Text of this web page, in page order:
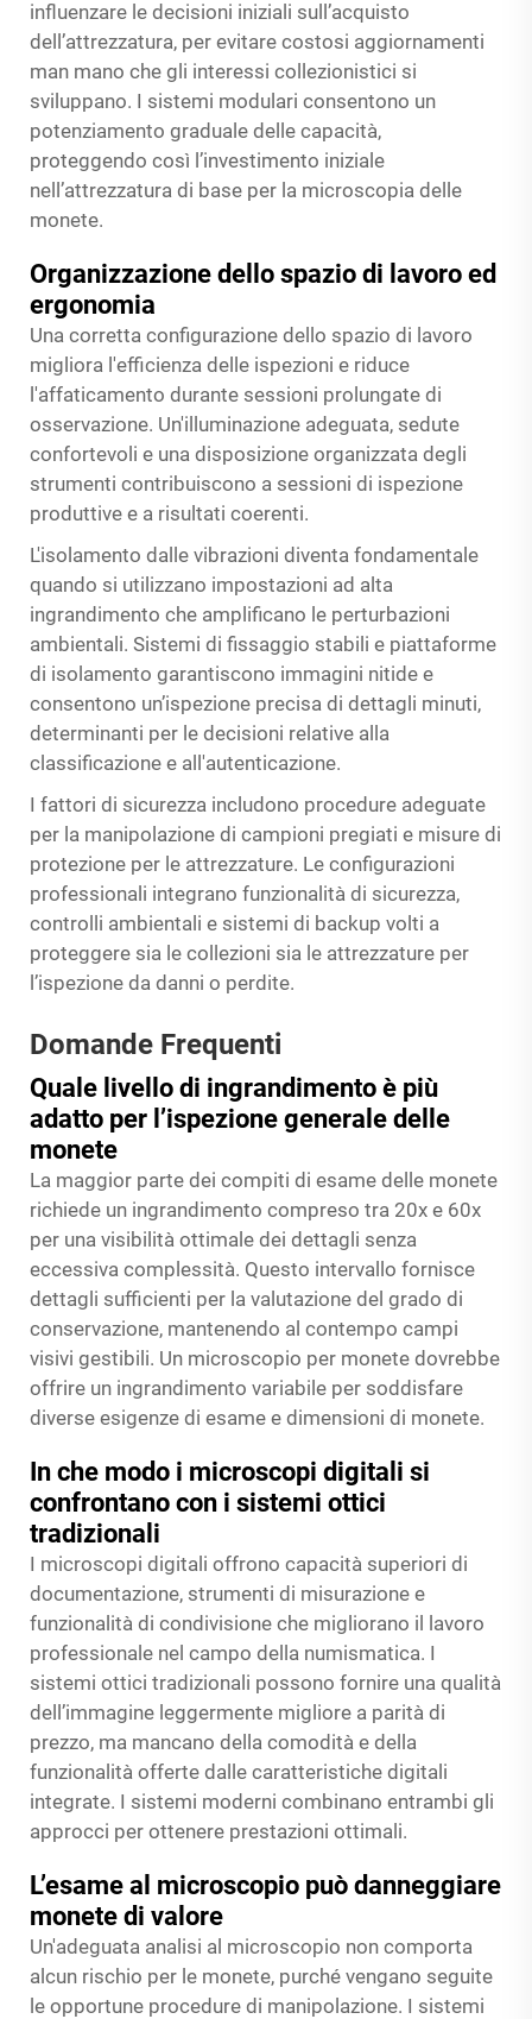
influenzare le decisioni iniziali sull’acquisto
dell’attrezzatura, per evitare costosi aggiornamenti
man mano che gli interessi collezionistici si
sviluppano. I sistemi modulari consentono un
potenziamento graduale delle capacità,
proteggendo così l’investimento iniziale
nell’attrezzatura di base per la microscopia delle
monete.
Organizzazione dello spazio di lavoro ed
ergonomia
Una corretta configurazione dello spazio di lavoro
migliora l'efficienza delle ispezioni e riduce
l'affaticamento durante sessioni prolungate di
osservazione. Un'illuminazione adeguata, sedute
confortevoli e una disposizione organizzata degli
strumenti contribuiscono a sessioni di ispezione
produttive e a risultati coerenti.
L'isolamento dalle vibrazioni diventa fondamentale
quando si utilizzano impostazioni ad alta
ingrandimento che amplificano le perturbazioni
ambientali. Sistemi di fissaggio stabili e piattaforme
di isolamento garantiscono immagini nitide e
consentono un’ispezione precisa di dettagli minuti,
determinanti per le decisioni relative alla
classificazione e all'autenticazione.
I fattori di sicurezza includono procedure adeguate
per la manipolazione di campioni pregiati e misure di
protezione per le attrezzature. Le configurazioni
professionali integrano funzionalità di sicurezza,
controlli ambientali e sistemi di backup volti a
proteggere sia le collezioni sia le attrezzature per
l’ispezione da danni o perdite.
Domande Frequenti
Quale livello di ingrandimento è più
adatto per l’ispezione generale delle
monete
La maggior parte dei compiti di esame delle monete
richiede un ingrandimento compreso tra 20x e 60x
per una visibilità ottimale dei dettagli senza
eccessiva complessità. Questo intervallo fornisce
dettagli sufficienti per la valutazione del grado di
conservazione, mantenendo al contempo campi
visivi gestibili. Un microscopio per monete dovrebbe
offrire un ingrandimento variabile per soddisfare
diverse esigenze di esame e dimensioni di monete.
In che modo i microscopi digitali si
confrontano con i sistemi ottici
tradizionali
I microscopi digitali offrono capacità superiori di
documentazione, strumenti di misurazione e
funzionalità di condivisione che migliorano il lavoro
professionale nel campo della numismatica. I
sistemi ottici tradizionali possono fornire una qualità
dell’immagine leggermente migliore a parità di
prezzo, ma mancano della comodità e della
funzionalità offerte dalle caratteristiche digitali
integrate. I sistemi moderni combinano entrambi gli
approcci per ottenere prestazioni ottimali.
L’esame al microscopio può danneggiare
monete di valore
Un'adeguata analisi al microscopio non comporta
alcun rischio per le monete, purché vengano seguite
le opportune procedure di manipolazione. I sistemi